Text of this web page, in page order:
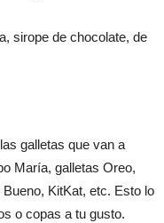
sirope de chocolate, de
galletas que van a
María, galletas Oreo,
KitKat, etc. Esto lo
o copas a tu gusto.